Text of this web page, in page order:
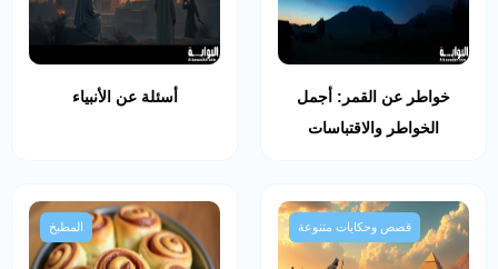
خواطر عن القمر: أجمل
الخواطر والاقتباسات
أسئلة عن الأنبياء
قصص وحكايات متنوعة المطبخ